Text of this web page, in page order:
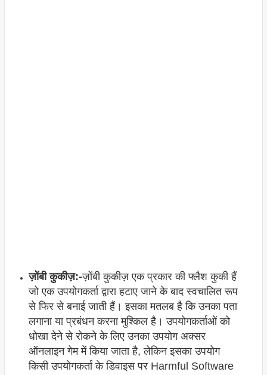
ज़ोंबी कुकीज़:-ज़ोंबी कुकीज़ एक प्रकार की फ्लैश कुकी हैं
जो एक उपयोगकर्ता द्वारा हटाए जाने के बाद स्वचालित रूप
से फिर से बनाई जाती हैं। इसका मतलब है कि उनका पता
लगाना या प्रबंधन करना मुश्किल है। उपयोगकर्ताओं को
धोखा देने से रोकने के लिए उनका उपयोग अक्सर
ऑनलाइन गेम में किया जाता है, लेकिन इसका उपयोग
किसी उपयोगकर्ता के डिवाइस पर Harmful Software